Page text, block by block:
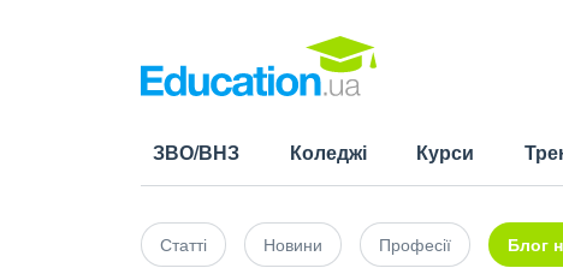
ЗВО/ВНЗ Коледжі Курси
Статті Новини Професії Блог